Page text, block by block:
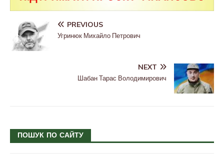
PREVIOUS
Угринюк Михайло Петрович
NEXT
Шабан Тарас Володимирович
ПОШУК ПО САЙТУ